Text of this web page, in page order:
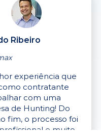
Ribeiro
experiência que
contratante
com uma
de Hunting! Do
fim, o processo foi
e muito